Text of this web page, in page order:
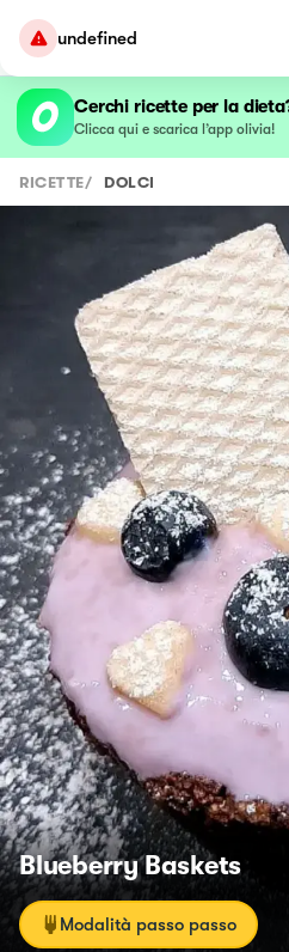
undefined
Cerchi ricette per la
Clicca qui e scarica l’app olivia!
RICETTE/ DOLCI
Blueberry Baskets
Modalità passo passo